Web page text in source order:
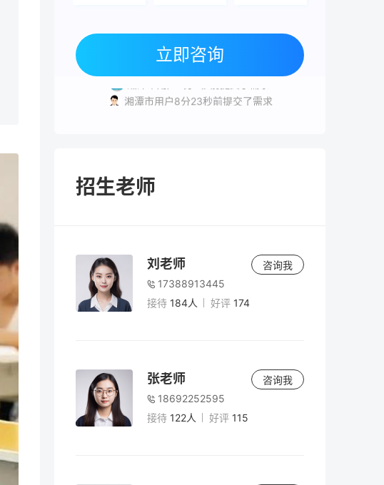
立即咨询
益阳市用户4分39秒前提交了需求
湘潭市用户8分15秒前提交了需求
湘潭市用户8分3秒前提交了需求
湘潭市用户8分23秒前提交了需求
招生老师
刘老师
17388913445
接待 184人 好评 174
咨询我
张老师
18692252595
接待 122人 好评 115
咨询我